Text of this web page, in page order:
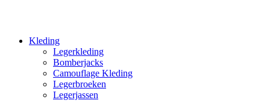
Kleding
Legerkleding
Bomberjacks
Camouflage Kleding
Legerbroeken
Legerjassen